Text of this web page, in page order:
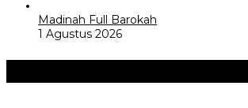
Madinah Full Barokah
1 Agustus 2026